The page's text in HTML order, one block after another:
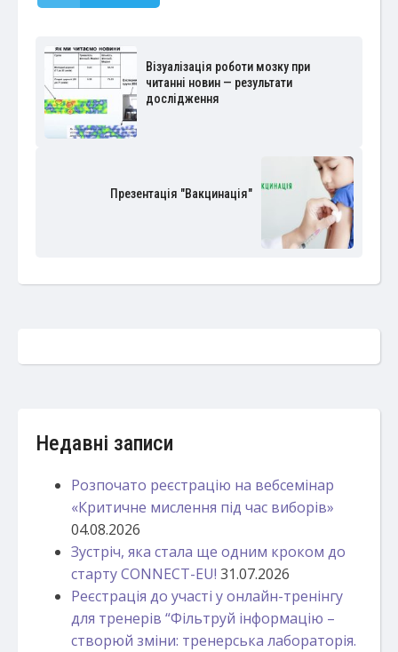
Візуалізація роботи мозку при
читанні новин — результати
дослідження
Презентація "Вакцинація"
Недавні записи
Розпочато реєстрацію на вебсемінар
«Критичне мислення під час виборів»
04.08.2026
Зустріч, яка стала ще одним кроком до
старту CONNECT-EU! 31.07.2026
Реєстрація до участі у онлайн-тренінгу
для тренерів “Фільтруй інформацію –
створюй зміни: тренерська лабораторія.